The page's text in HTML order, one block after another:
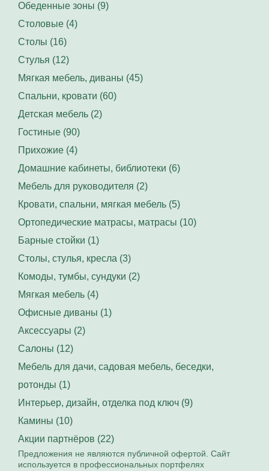
Обеденные зоны (9)
Столовые (4)
Столы (16)
Стулья (12)
Мягкая мебель, диваны (45)
Спальни, кровати (60)
Детская мебель (2)
Гостиные (90)
Прихожие (4)
Домашние кабинеты, библиотеки (6)
Мебель для руководителя (2)
Кровати, спальни, мягкая мебель (5)
Ортопедические матрасы, матрасы (10)
Барные стойки (1)
Столы, стулья, кресла (3)
Комоды, тумбы, сундуки (2)
Мягкая мебель (4)
Офисные диваны (1)
Аксессуары (2)
Салоны (12)
Мебель для дачи, садовая мебель, беседки,
ротонды (1)
Интерьер, дизайн, отделка под ключ (9)
Камины (10)
Акции партнёров (22)
Предложения не являются публичной офертой. Сайт
используется в профессиональных портфелях